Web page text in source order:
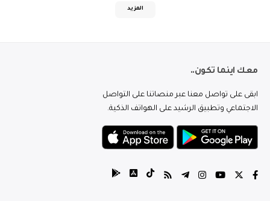
المزيد
معك اينما تكون..
ابقى على تواصل معنا عبر منصاتنا على التواصل
الاجتماعي وتطبيق الرشيد على الهواتف الذكية.